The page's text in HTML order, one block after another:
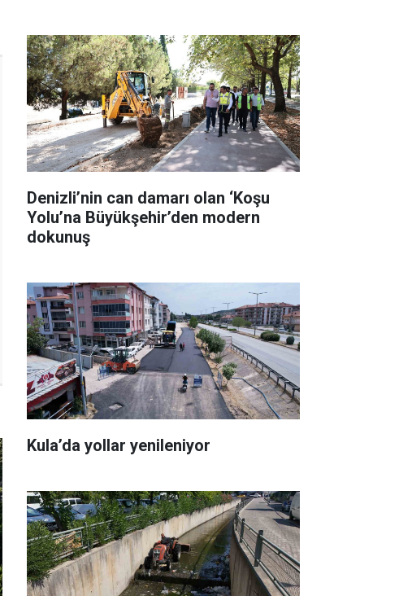
Denizli’nin can damarı olan ‘Koşu
Yolu’na Büyükşehir’den modern
dokunuş
Kula’da yollar yenileniyor